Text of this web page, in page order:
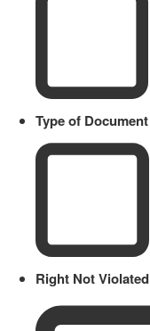
Type of Document
Right Not Violated